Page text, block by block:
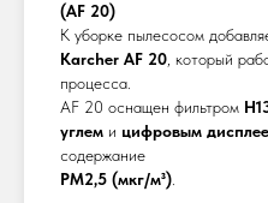
(AF 20)
К уборке пылесосом
Karcher AF 20 , который
процесса.
AF 20 оснащен фильтром
углем и цифровым
содержание
PM2,5 (мкг/м³)